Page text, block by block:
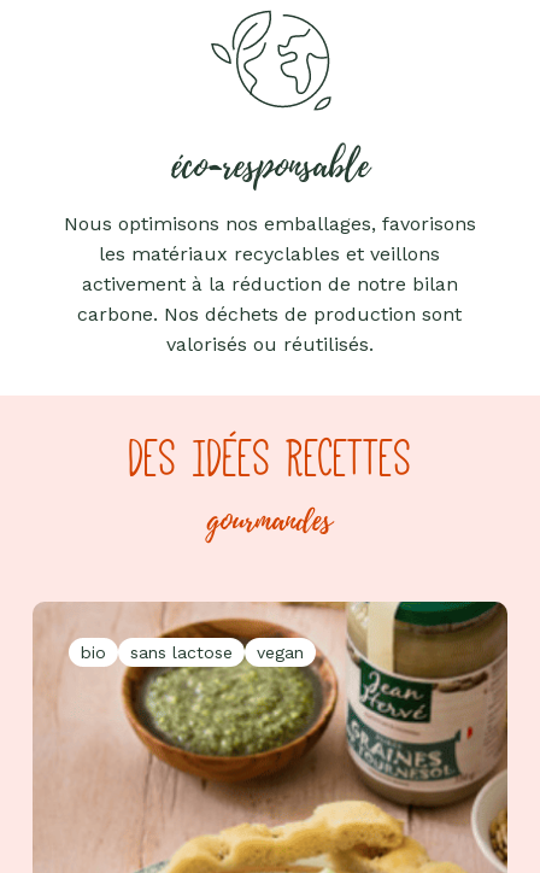
éco-responsable
Nous optimisons nos emballages, favorisons
les matériaux recyclables et veillons
activement à la réduction de notre bilan
carbone. Nos déchets de production sont
valorisés ou réutilisés.
DES IDÉES RECETTES
gourmandes
bio sans lactose vegan